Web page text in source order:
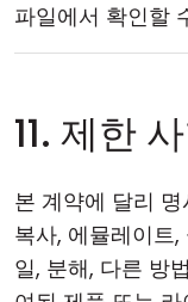
파일에서 확인할
11. 제한
본 계약에 달리
복사, 에뮬레이트
일, 분해, 다른 방